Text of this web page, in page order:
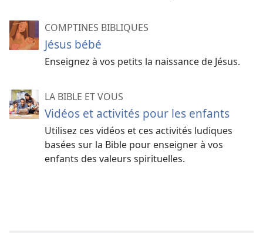
COMPTINES BIBLIQUES
Jésus bébé
Enseignez à vos petits la naissance de Jésus.
LA BIBLE ET VOUS
Vidéos et activités pour les enfants
Utilisez ces vidéos et ces activités ludiques
basées sur la Bible pour enseigner à vos
enfants des valeurs spirituelles.